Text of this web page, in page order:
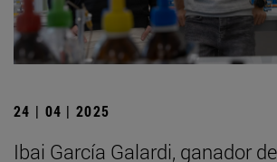
24 | 04 | 2025
Ibai García Galardi, ganador